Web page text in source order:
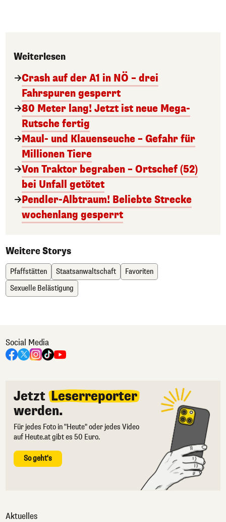
Weiterlesen
Crash auf der A1 in NÖ – drei
Fahrspuren gesperrt
80 Meter lang! Jetzt ist neue Mega-
Rutsche fertig
Maul- und Klauenseuche – Gefahr für
Millionen Tiere
Von Traktor begraben – Ortschef (52)
bei Unfall getötet
Pendler-Albtraum! Beliebte Strecke
wochenlang gesperrt
Weitere Storys
Pfaffstätten Staatsanwaltschaft
Favoriten
Sexuelle Belästigung
Social Media
Jetzt Leserreporter
werden.
Für jedes Foto in "Heute" oder jedes Video
auf Heute.at gibt es 50 Euro.
So geht's
Aktuelles